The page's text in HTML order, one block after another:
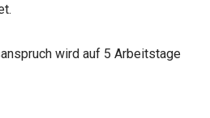
wird auf 5 Arbeitstage